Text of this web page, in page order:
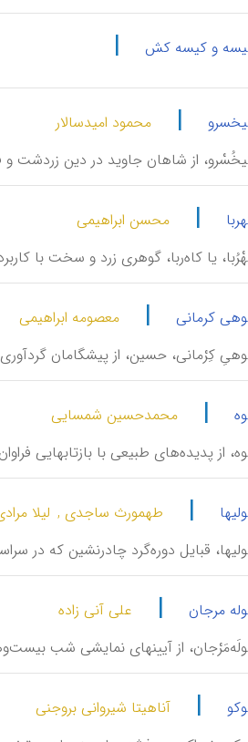
و کیسه کش |
|
محمود امیدسالار
از شاهان جاوید در دین زردشت و
|
محسن ابراهیمی
یا کاه‌ربا، گوهری زرد و سخت با
کرمانی |
معصومه ابراهیمی
کِرْمانی، حسین، از پیشگامان
|
محمدحسین شمسایی
از پدیده‌های طبیعی با بازتابهایی
| طهمورث ساجدی , لیلا
قبایل دوره‌گرد چادرنشین که در
مرجان |
علی آنی زاده
از آیینهای نمایشی شب
|
آناهیتا شیروانی بروجنی